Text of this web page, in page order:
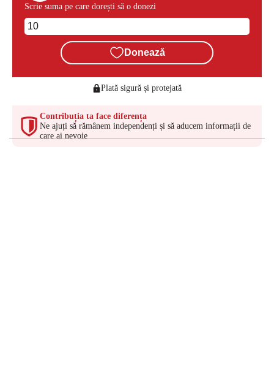
Scrie suma pe care dorești să o donezi
Donează
Plată sigură și protejată
Contribuția ta face diferența
Ne ajuți să rămânem independenți și să aducem informații de
care ai nevoie